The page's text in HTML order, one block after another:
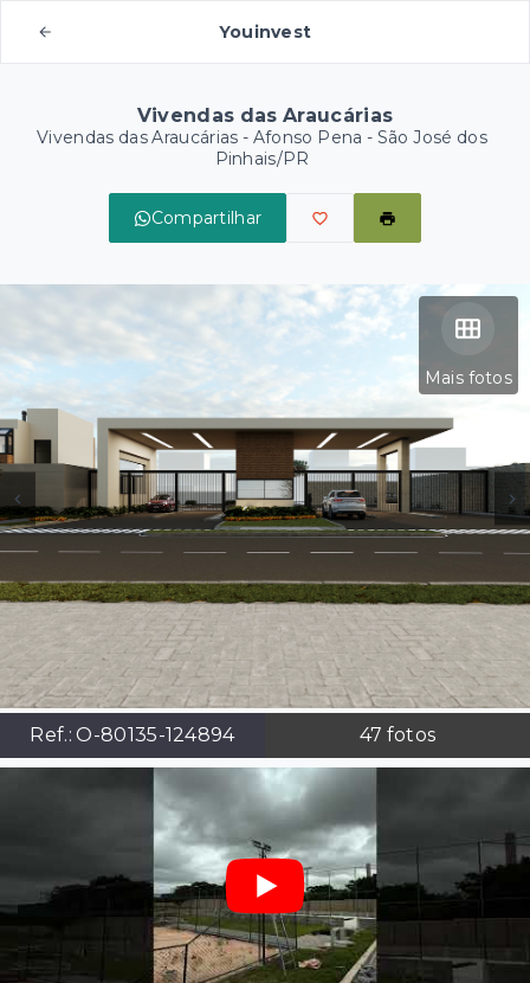
Youinvest
Vivendas das Araucárias
Vivendas das Araucárias - Afonso Pena - São José dos
Pinhais/PR
Compartilhar
Mais fotos
Ref.:O-80135-124894 47 fotos